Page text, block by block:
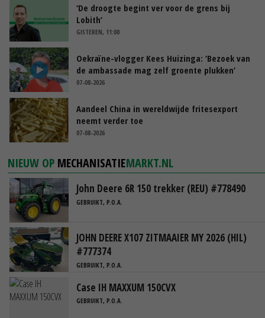
‘De droogte begint ver voor de grens bij
Lobith’
GISTEREN, 11:00
Oekraïne-vlogger Kees Huizinga: ‘Bezoek van
de ambassade mag zelf groente plukken’
07-08-2026
Aandeel China in wereldwijde fritesexport
neemt verder toe
07-08-2026
NIEUW OP MECHANISATIEMARKT.NL
John Deere 6R 150 trekker (REU) #778490
GEBRUIKT, P.O.A.
JOHN DEERE X107 ZITMAAIER MY 2026 (HIL)
#777374
GEBRUIKT, P.O.A.
Case IH MAXXUM 150CVX
GEBRUIKT, P.O.A.